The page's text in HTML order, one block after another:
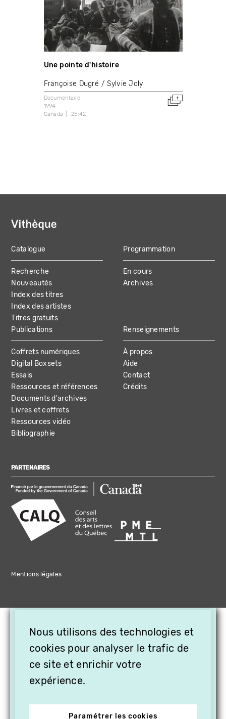
Une pointe d'histoire
Françoise Dugré Sylvie Joly
Documentaire
1994
Canada
25:42
MAIN
NAVIGATION
Catalogue
Recherche
Nouveautés
Index des titres
Index des artistes
Titres gratuits
Programmation
En cours
Archives
Publications
Coffrets numériques
Digital Boxsets
Essais
Ressources et références
Documents d'archives
Livres et coffrets
Ressources vidéo
Bibliographie
Renseignements
À propos
Aide
Contact
Crédits
PARTENAIRES
Mentions légales
Nous utilisons des technologies et
cookies pour analyser le trafic de
ce site et enrichir votre
expérience.
Paramétrer les cookies
OFFREZ LA VIDÉO EN
CADEAU, ABONNEZ VOS
PROCHES À VITHÈQUE !